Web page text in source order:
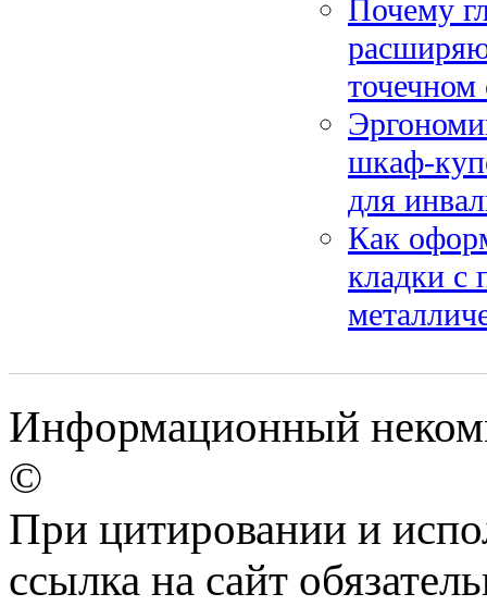
Почему
шкаф-
для
Как
кладки с
Информационный
©
При цитировании и
ссылка на сайт